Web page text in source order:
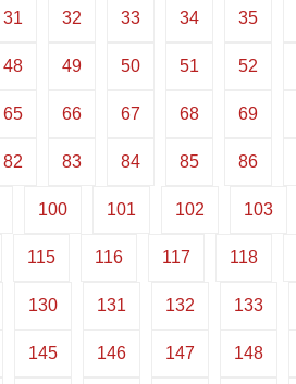
31 32 33 34 35
48 49 50 51 52
65 66 67 68 69
82 83 84 85 86
100 101 102 103
115 116 117 118
130 131 132 133
145 146 147 148